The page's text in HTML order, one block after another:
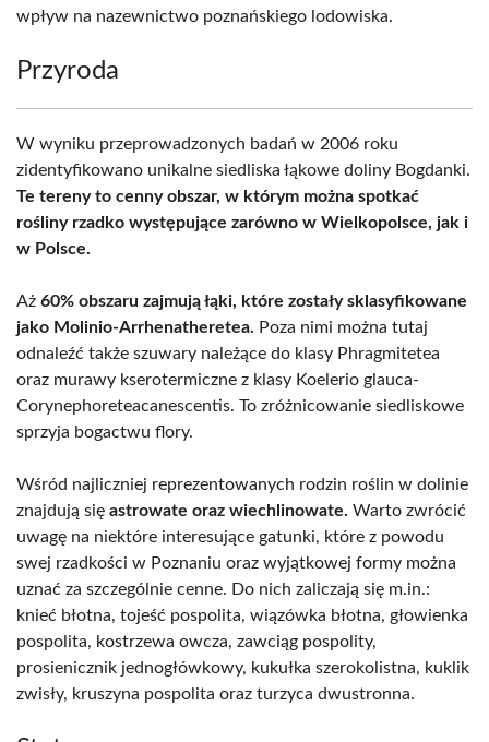
wpływ na nazewnictwo poznańskiego lodowiska.
Przyroda
W wyniku przeprowadzonych badań w 2006 roku
zidentyfikowano unikalne siedliska łąkowe doliny Bogdanki.
Te tereny to cenny obszar, w którym można spotkać
rośliny rzadko występujące zarówno w Wielkopolsce, jak i
w Polsce.
Aż 60% obszaru zajmują łąki, które zostały sklasyfikowane
jako Molinio-Arrhenatheretea. Poza nimi można tutaj
odnaleźć także szuwary należące do klasy Phragmitetea
oraz murawy kserotermiczne z klasy Koelerio glauca-
Corynephoreteacanescentis. To zróżnicowanie siedliskowe
sprzyja bogactwu flory.
Wśród najliczniej reprezentowanych rodzin roślin w dolinie
znajdują się astrowate oraz wiechlinowate. Warto zwrócić
uwagę na niektóre interesujące gatunki, które z powodu
swej rzadkości w Poznaniu oraz wyjątkowej formy można
uznać za szczególnie cenne. Do nich zaliczają się m.in.:
knieć błotna, tojeść pospolita, wiązówka błotna, głowienka
pospolita, kostrzewa owcza, zawciąg pospolity,
prosienicznik jednogłówkowy, kukułka szerokolistna, kuklik
zwisły, kruszyna pospolita oraz turzyca dwustronna.